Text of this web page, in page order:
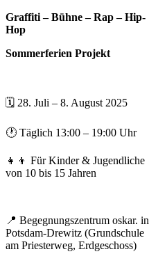
Graffiti – Bühne – Rap – Hip-
Hop
Sommerferien Projekt
🗓 28. Juli – 8. August 2025
🕐 Täglich 13:00 – 19:00 Uhr
👧👦 Für Kinder & Jugendliche
von 10 bis 15 Jahren
📍 Begegnungszentrum oskar. in
Potsdam-Drewitz (Grundschule
am Priesterweg, Erdgeschoss)